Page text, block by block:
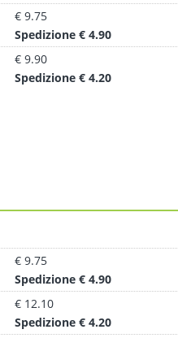
€ 9.75
Spedizione € 4.90
€ 9.90
Spedizione € 4.20
€ 9.75
Spedizione € 4.90
€ 12.10
Spedizione € 4.20